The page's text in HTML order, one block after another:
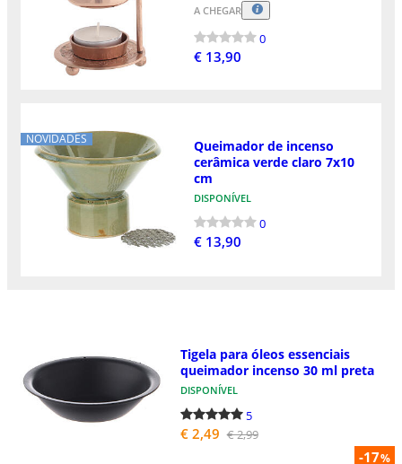
A CHEGAR
0
€ 13,90
NOVIDADES
Queimador de incenso
cerâmica verde claro 7x10
cm
DISPONÍVEL
0
€ 13,90
-17%
Tigela para óleos essenciais
queimador incenso 30 ml preta
DISPONÍVEL
5
€ 2,49 € 2,99